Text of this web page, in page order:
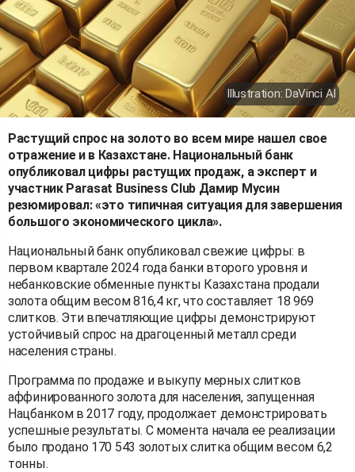
Illustration: DaVinci AI
Растущий спрос на золото во всем мире нашел свое
отражение и в Казахстане. Национальный банк
опубликовал цифры растущих продаж, а эксперт и
участник Parasat Business Club Дамир Мусин
резюмировал: «это типичная ситуация для завершения
большого экономического цикла».
Национальный банк опубликовал свежие цифры: в
первом квартале 2024 года банки второго уровня и
небанковские обменные пункты Казахстана продали
золота общим весом 816,4 кг, что составляет 18 969
слитков. Эти впечатляющие цифры демонстрируют
устойчивый спрос на драгоценный металл среди
населения страны.
Программа по продаже и выкупу мерных слитков
аффинированного золота для населения, запущенная
Нацбанком в 2017 году, продолжает демонстрировать
успешные результаты. С момента начала ее реализации
было продано 170 543 золотых слитка общим весом 6,2
тонны.